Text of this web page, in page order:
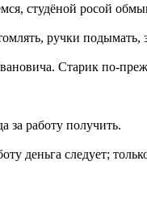
студёной росой
ручки подымать,
Старик по-
работу получить.
деньга следует;